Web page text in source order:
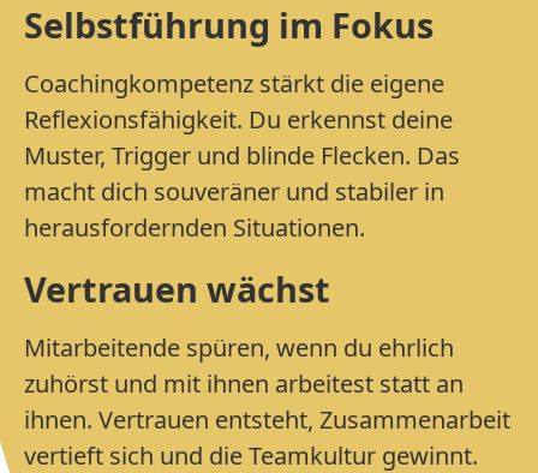
Selbstführung im Fokus
Coachingkompetenz stärkt die eigene
Reflexionsfähigkeit. Du erkennst deine
Muster, Trigger und blinde Flecken. Das
macht dich souveräner und stabiler in
herausfordernden Situationen.
Vertrauen wächst
Mitarbeitende spüren, wenn du ehrlich
zuhörst und mit ihnen arbeitest statt an
ihnen. Vertrauen entsteht, Zusammenarbeit
vertieft sich und die Teamkultur gewinnt.